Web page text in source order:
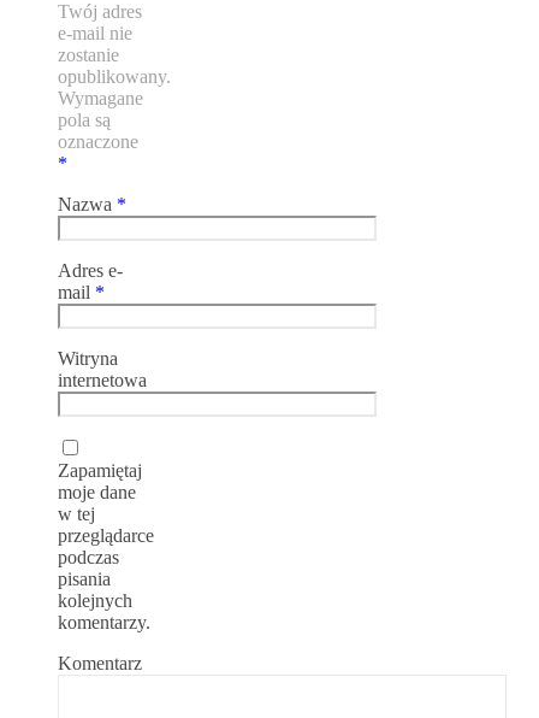
Twój adres
e-mail nie
zostanie
opublikowany.
Wymagane
pola są
oznaczone
*
Nazwa *
Adres e-
mail *
Witryna
internetowa
Zapamiętaj
moje dane
w tej
przeglądarce
podczas
pisania
kolejnych
komentarzy.
Komentarz